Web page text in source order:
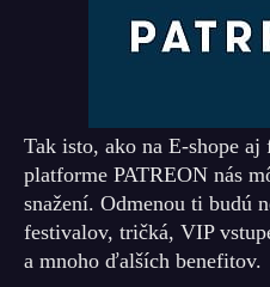
Tak isto, ako na E-shope aj
platforme PATREON nás
snažení. Odmenou ti budú
festivalov, tričká, VIP
a mnoho ďalších benefitov.